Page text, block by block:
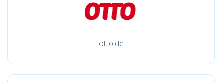
otto.de